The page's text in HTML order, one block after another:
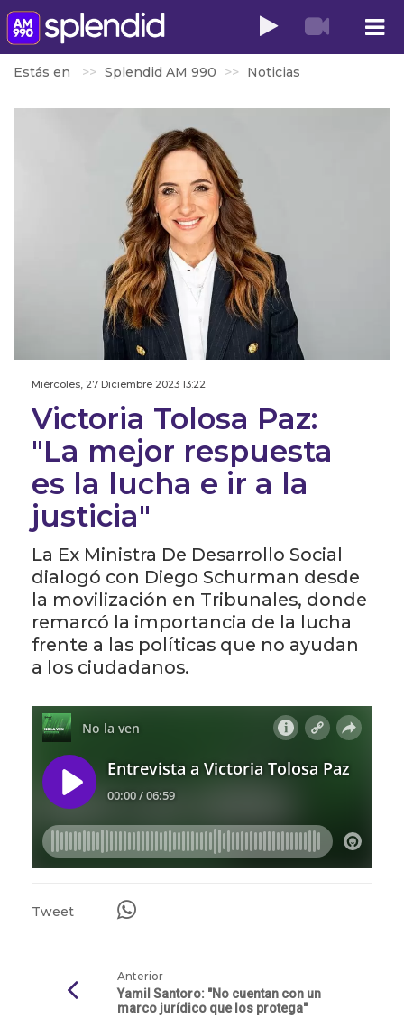
Estás en Splendid AM 990 Noticias
Miércoles, 27 Diciembre 2023 13:22
Victoria Tolosa Paz:
"La mejor respuesta
es la lucha e ir a la
justicia"
La Ex Ministra De Desarrollo Social
dialogó con Diego Schurman desde
la movilización en Tribunales, donde
remarcó la importancia de la lucha
frente a las políticas que no ayudan
a los ciudadanos.
Tweet
Anterior
Yamil Santoro: "No cuentan con un
marco jurídico que los protega"